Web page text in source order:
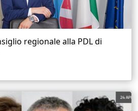
regionale alla PDL di